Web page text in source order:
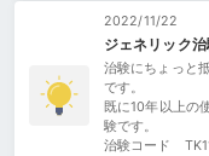
2022/11/22
ジェネリック
治験にちょっと
です。
既に10年以上の
験です。
治験コード